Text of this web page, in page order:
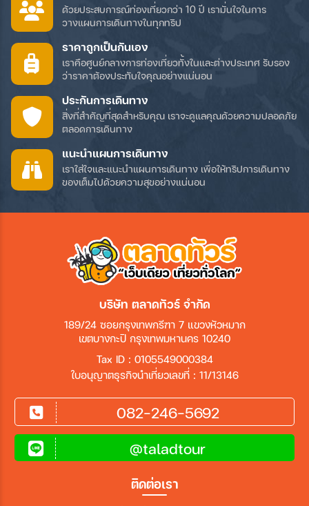
ด้วยประสบการณ์ท่องเที่ยวกว่า 10 ปี เรามั่นใจในการ
วางแผนการเดินทางในทุกทริป
ราคาถูกเป็นกันเอง
เราคือศูนย์กลางการท่องเที่ยวทั้งในและต่างประเทศ รับรอง
ว่าราคาต้องประทับใจคุณอย่างแน่นอน
ประกันการเดินทาง
สิ่งที่สำคัญที่สุดสำหรับคุณ เราจะดูแลคุณด้วยความปลอดภัย
ตลอดการเดินทาง
แนะนำแผนการเดินทาง
เราใส่ใจและแนะนำแผนการเดินทาง เพื่อให้ทริปการเดินทาง
ของเต็มไปด้วยความสุขอย่างแน่นอน
บริษัท ตลาดทัวร์ จำกัด
189/24 ซอยกรุงเทพกรีฑา 7 แขวงหัวหมาก
เขตบางกะปิ กรุงเทพมหานคร 10240
Tax ID : 0105549000384
ใบอนุญาตธุรกิจนำเที่ยวเลขที่ : 11/13146
082-246-5692
@taladtour
ติดต่อเรา